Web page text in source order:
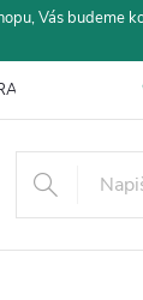
Vás
A PLATBA